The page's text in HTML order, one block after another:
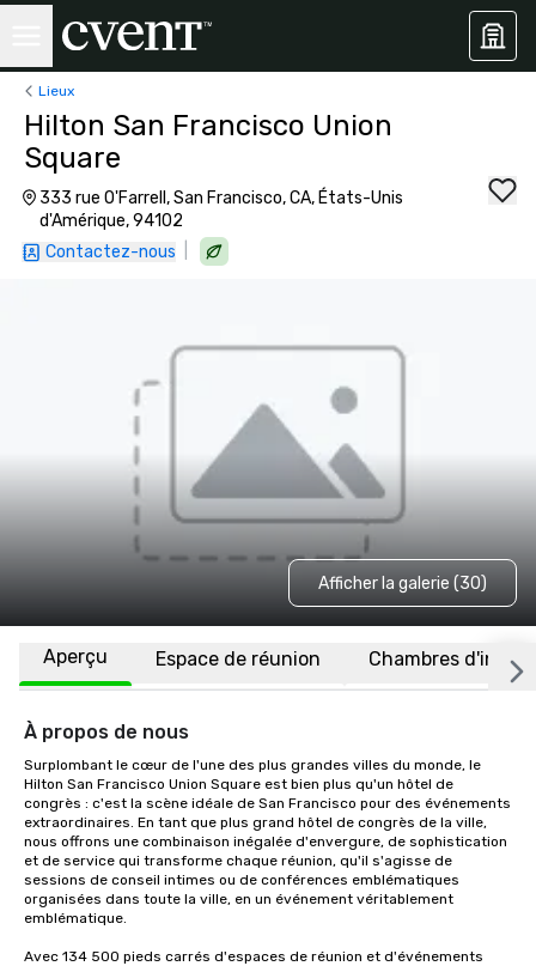
Lieux
Hilton San Francisco Union
Square
333 rue O'Farrell, San Francisco, CA, États-Unis
d'Amérique, 94102
Contactez-nous
Afficher la galerie (30)
Aperçu Espace de réunion Chambres
À propos de nous
Surplombant le cœur de l'une des plus grandes villes du monde, le
Hilton San Francisco Union Square est bien plus qu'un hôtel de
congrès : c'est la scène idéale de San Francisco pour des événements
extraordinaires. En tant que plus grand hôtel de congrès de la ville,
nous offrons une combinaison inégalée d'envergure, de sophistication
et de service qui transforme chaque réunion, qu'il s'agisse de
sessions de conseil intimes ou de conférences emblématiques
organisées dans toute la ville, en un événement véritablement
emblématique.
Avec 134 500 pieds carrés d'espaces de réunion et d'événements